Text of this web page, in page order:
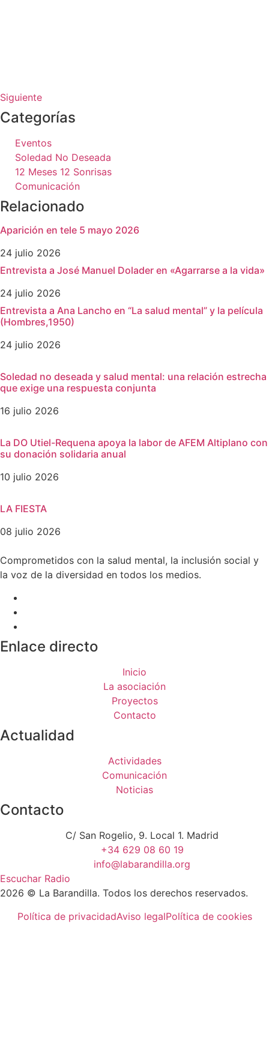
Siguiente
Categorías
Eventos
Soledad No Deseada
12 Meses 12 Sonrisas
Comunicación
Relacionado
Aparición en tele 5 mayo 2026
24 julio 2026
Entrevista a José Manuel Dolader en «Agarrarse a la vida»
24 julio 2026
Entrevista a Ana Lancho en “La salud mental” y la película
(Hombres,1950)
24 julio 2026
Soledad no deseada y salud mental: una relación estrecha
que exige una respuesta conjunta
16 julio 2026
La DO Utiel-Requena apoya la labor de AFEM Altiplano con
su donación solidaria anual
10 julio 2026
LA FIESTA
08 julio 2026
Comprometidos con la salud mental, la inclusión social y
la voz de la diversidad en todos los medios.
Enlace directo
Inicio
La asociación
Proyectos
Contacto
Actualidad
Actividades
Comunicación
Noticias
Contacto
C/ San Rogelio, 9. Local 1. Madrid
+34 629 08 60 19
info@labarandilla.org
Escuchar Radio
2026 © La Barandilla. Todos los derechos reservados.
Política de privacidadAviso legalPolítica de cookies